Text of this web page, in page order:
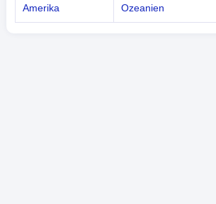
Amerika Ozeanien